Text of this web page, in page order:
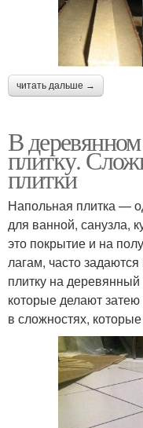
читать дальше →
В
плитку.
плитки
Напольная плитка —
для ванной, санузла,
это покрытие и на
лагам, часто
плитку на
которые делают
в сложностях,